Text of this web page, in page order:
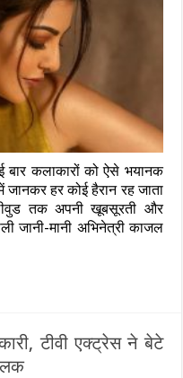
कलाकारों को ऐसे भयानक
हर कोई हैरान रह जाता
तक अपनी खूबसूरती और
जानी-मानी अभिनेत्री काजल
टीवी एक्ट्रेस ने बेटे